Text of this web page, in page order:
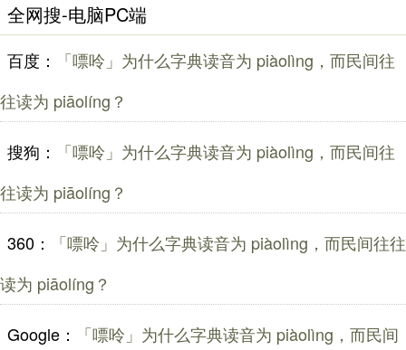
全网搜-电脑PC端
百度：
「嘌呤」为什么字典读音为 piàolìng，而民间往
往读为 piāolíng？
搜狗：
「嘌呤」为什么字典读音为 piàolìng，而民间往
往读为 piāolíng？
360：
「嘌呤」为什么字典读音为 piàolìng，而民间往往
读为 piāolíng？
Google： 「嘌呤」为什么字典读音为 piàolìng，而民间